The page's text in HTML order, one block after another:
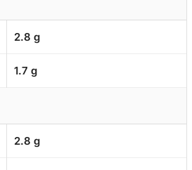
2.8 g
1.7 g
2.8 g